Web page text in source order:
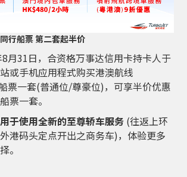
行船票 第二套起半价
月31日，合资格万事达信用卡持卡人于
或手机应用程式购买港澳航线
票一套(普通位/尊豪位)，可享半价优惠
票一套。
于使用全新的至尊轿车服务 (往返上环
港码头定点开出之商务车)，体验更多
。